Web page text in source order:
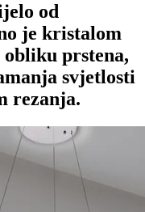
od
je kristalom
prstena,
svjetlosti
rezanja.